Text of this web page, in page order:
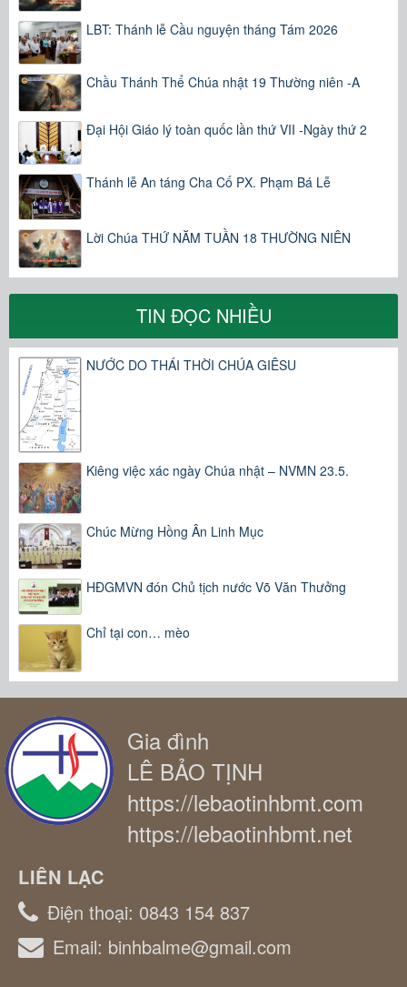
LBT: Thánh lễ Cầu nguyện tháng Tám 2026
Chầu Thánh Thể Chúa nhật 19 Thường niên -A
Đại Hội Giáo lý toàn quốc lần thứ VII -Ngày thứ 2
Thánh lễ An táng Cha Cố PX. Phạm Bá Lễ
Lời Chúa THỨ NĂM TUẦN 18 THƯỜNG NIÊN
TIN ĐỌC NHIỀU
NƯỚC DO THÁI THỜI CHÚA GIÊSU
Kiêng việc xác ngày Chúa nhật – NVMN 23.5.
Chúc Mừng Hồng Ân Linh Mục
HĐGMVN đón Chủ tịch nước Võ Văn Thưởng
Chỉ tại con… mèo
Gia đình
LÊ BẢO TỊNH
https://lebaotinhbmt.com
https://lebaotinhbmt.net
LIÊN LẠC
Điện thoại: 0843 154 837
Email: binhbalme@gmail.com